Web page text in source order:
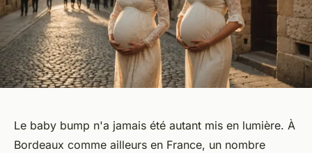
Le baby bump n'a jamais été autant mis en lumière. À
Bordeaux comme ailleurs en France, un nombre